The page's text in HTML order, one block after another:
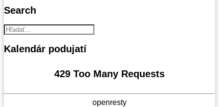
Search
Kalendár podujatí
429 Too Many Requests
openresty